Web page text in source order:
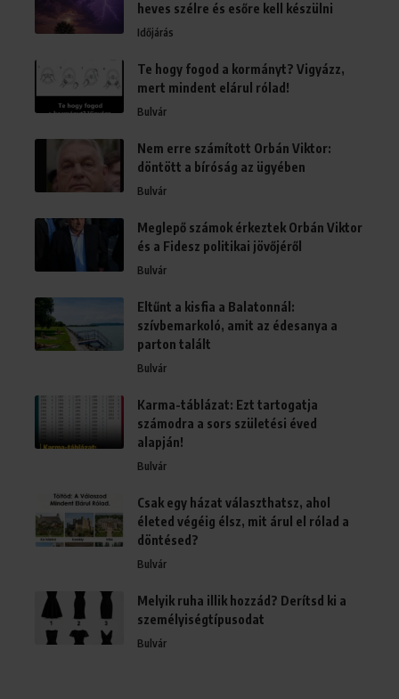
heves szélre és esőre kell készülni
Időjárás
Te hogy fogod a kormányt? Vigyázz,
mert mindent elárul rólad!
Bulvár
Nem erre számított Orbán Viktor:
döntött a bíróság az ügyében
Bulvár
Meglepő számok érkeztek Orbán Viktor
és a Fidesz politikai jövőjéről
Bulvár
Eltűnt a kisfia a Balatonnál:
szívbemarkoló, amit az édesanya a
parton talált
Bulvár
Karma-táblázat: Ezt tartogatja
számodra a sors születési éved
alapján!
Bulvár
Csak egy házat választhatsz, ahol
életed végéig élsz, mit árul el rólad a
döntésed?
Bulvár
Melyik ruha illik hozzád? Derítsd ki a
személyiségtípusodat
Bulvár